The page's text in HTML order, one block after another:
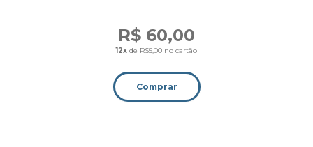
R$ 60,00
12x de R$5,00 no cartão
Comprar